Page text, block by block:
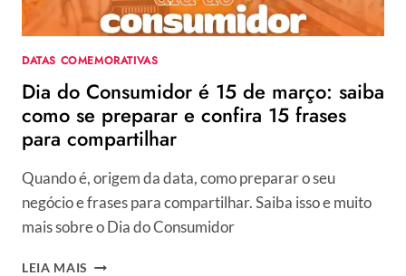
DAY
DATAS COMEMORATIVAS
Dia do Consumidor é 15 de março: saiba
como se preparar e confira 15 frases
para compartilhar
Quando é, origem da data, como preparar o seu
negócio e frases para compartilhar. Saiba isso e muito
mais sobre o Dia do Consumidor
LEIA MAIS DIA